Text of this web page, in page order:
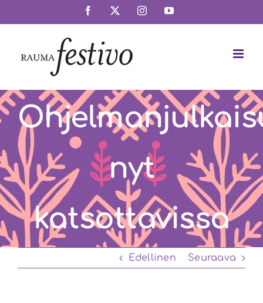
to
Facebook InstagramYouTube
nyt
katsottavissa
Edellinen Seuraava